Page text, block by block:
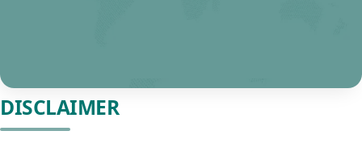
DISCLAIMER